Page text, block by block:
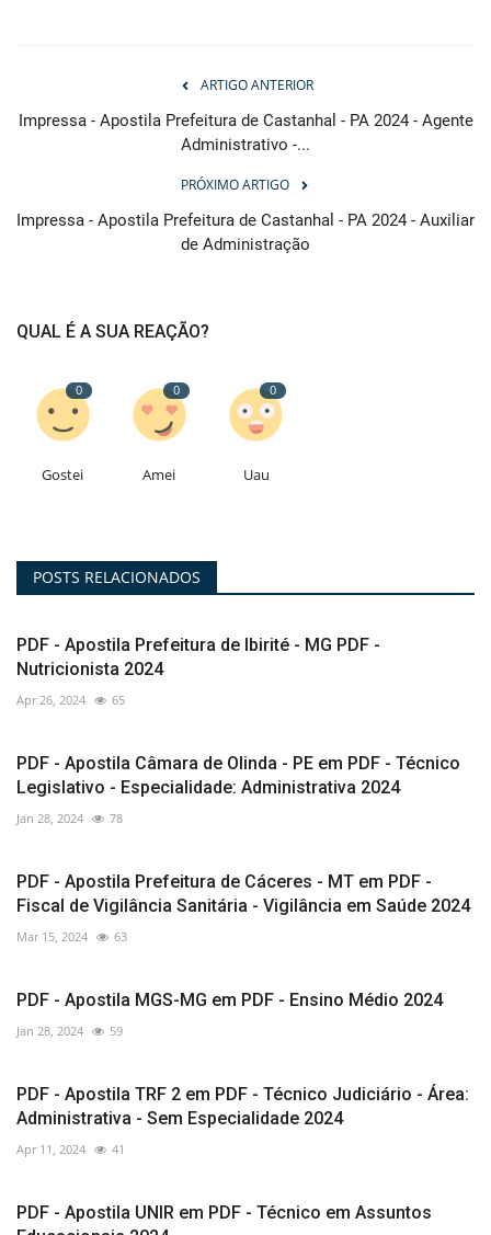
ARTIGO ANTERIOR
Impressa - Apostila Prefeitura de Castanhal - PA 2024 - Agente
Administrativo -...
PRÓXIMO ARTIGO
Impressa - Apostila Prefeitura de Castanhal - PA 2024 - Auxiliar
de Administração
QUAL É A SUA REAÇÃO?
0
Gostei
0
Amei
0
Uau
POSTS RELACIONADOS
PDF - Apostila Prefeitura de Ibirité - MG PDF -
Nutricionista 2024
Apr 26, 2024 65
PDF - Apostila Câmara de Olinda - PE em PDF - Técnico
Legislativo - Especialidade: Administrativa 2024
Jan 28, 2024 78
PDF - Apostila Prefeitura de Cáceres - MT em PDF -
Fiscal de Vigilância Sanitária - Vigilância em Saúde 2024
Mar 15, 2024 63
PDF - Apostila MGS-MG em PDF - Ensino Médio 2024
Jan 28, 2024 59
PDF - Apostila TRF 2 em PDF - Técnico Judiciário - Área:
Administrativa - Sem Especialidade 2024
Apr 11, 2024 41
PDF - Apostila UNIR em PDF - Técnico em Assuntos